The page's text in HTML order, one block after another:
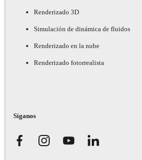
Renderizado 3D
Simulación de dinámica de fluidos
Renderizado en la nube
Renderizado fotorrealista
Síganos